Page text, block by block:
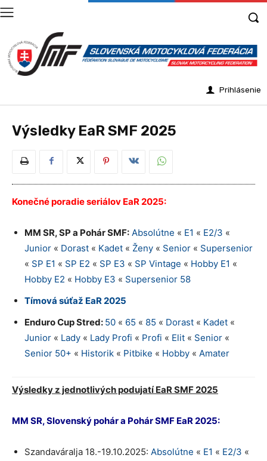
Prihlásenie
Výsledky EaR SMF 2025
Konečné poradie seriálov EaR 2025:
MM SR, SP a Pohár SMF: Absolútne « E1 « E2/3 «
Junior « Dorast « Kadet « Ženy « Senior « Supersenior
« SP E1 « SP E2 « SP E3 « SP Vintage « Hobby E1 «
Hobby E2 « Hobby E3 « Supersenior 58
Tímová súťaž EaR 2025
Enduro Cup Stred: 50 « 65 « 85 « Dorast « Kadet «
Junior « Lady « Lady Profi « Profi « Elit « Senior «
Senior 50+ « Historik « Pitbike « Hobby « Amater
Výsledky z jednotlivých podujatí EaR SMF 2025
MM SR, Slovenský pohár a Pohár SMF EaR 2025:
Szandaváralja 18.-19.10.2025: Absolútne « E1 « E2/3 «